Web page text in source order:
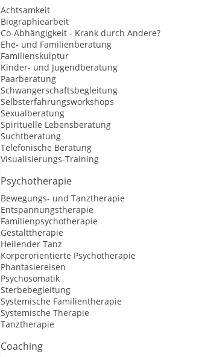
Achtsamkeit
Biographiearbeit
Co-Abhängigkeit - Krank durch Andere?
Ehe- und Familienberatung
Familienskulptur
Kinder- und Jugendberatung
Paarberatung
Schwangerschaftsbegleitung
Selbsterfahrungsworkshops
Sexualberatung
Spirituelle Lebensberatung
Suchtberatung
Telefonische Beratung
Visualisierungs-Training
Psychotherapie
Bewegungs- und Tanztherapie
Entspannungstherapie
Familienpsychotherapie
Gestalttherapie
Heilender Tanz
Körperorientierte Psychotherapie
Phantasiereisen
Psychosomatik
Sterbebegleitung
Systemische Familientherapie
Systemische Therapie
Tanztherapie
Coaching